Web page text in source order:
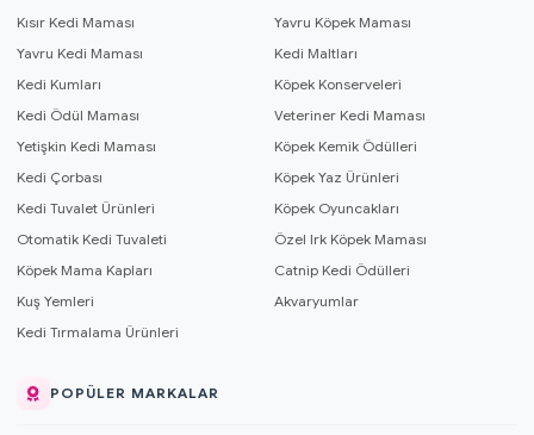
Kısır Kedi Maması
Yavru Köpek Maması
Yavru Kedi Maması
Kedi Maltları
Kedi Kumları
Köpek Konserveleri
Kedi Ödül Maması
Veteriner Kedi Maması
Yetişkin Kedi Maması
Köpek Kemik Ödülleri
Kedi Çorbası
Köpek Yaz Ürünleri
Kedi Tuvalet Ürünleri
Köpek Oyuncakları
Otomatik Kedi Tuvaleti
Özel Irk Köpek Maması
Köpek Mama Kapları
Catnip Kedi Ödülleri
Kuş Yemleri
Akvaryumlar
Kedi Tırmalama Ürünleri
POPÜLER MARKALAR